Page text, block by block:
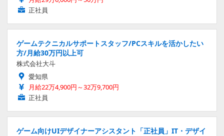
正社員
ゲームテクニカルサポートスタッフ/PCスキルを活かしたい
方/月給30万円以上可
株式会社大斗
愛知県
月給22万4,900円～32万9,700円
正社員
ゲーム向けUIデザイナーアシスタント「正社員」IT・デザイ